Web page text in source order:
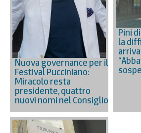
Nuova governance per il
Festival Pucciniano:
Miracolo resta
presidente, quattro
nuovi nomi nel Consiglio
Pini
la